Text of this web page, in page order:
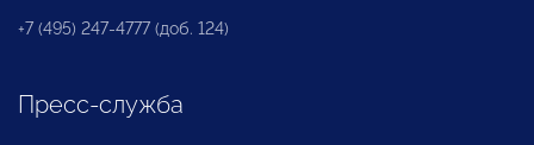
+7 (495) 247-4777 (доб. 124)
Пресс-служба